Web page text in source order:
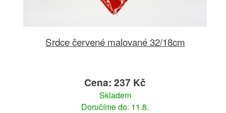
Srdce červené malované 32/18cm
Cena: 237 Kč
Skladem
Doručíme do: 11.8.